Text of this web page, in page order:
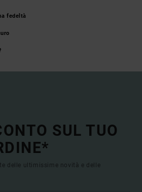
fedeltà
SUL TUO
delle ultimissime novità e delle